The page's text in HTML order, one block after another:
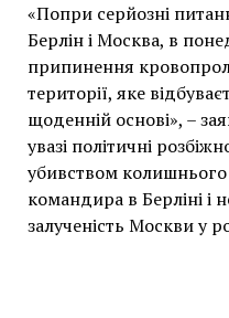
«Попри серйозні
Берлін і Москва, в
припинення
території, яке
щоденній основі», –
увазі політичні
убивством
командира в Берліні і
залученість Москви у